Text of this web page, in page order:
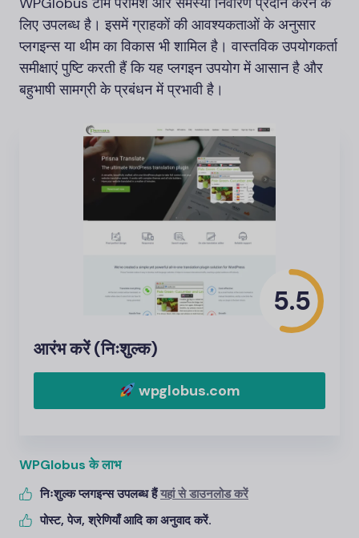
लिए उपलब्ध है। इसमें ग्राहकों की आवश्यकताओं के अनुसार
प्लगइन्स या थीम का विकास भी शामिल है। वास्तविक उपयोगकर्ता
समीक्षाएं पुष्टि करती हैं कि यह प्लगइन उपयोग में आसान है और
बहुभाषी सामग्री के प्रबंधन में प्रभावी है।
5.5
आरंभ करें (निःशुल्क)
wpglobus.com
WPGlobus के लाभ
निःशुल्क प्लगइन्स उपलब्ध हैंयहां से डाउनलोड करें
पोस्ट, पेज, श्रेणियाँ आदि का अनुवाद करें.